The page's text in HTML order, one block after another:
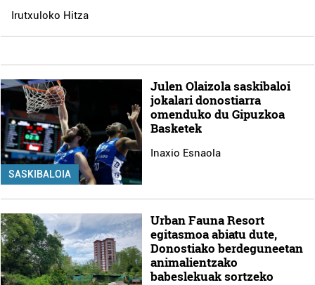
Irutxuloko Hitza
SASKIBALOIA
Julen Olaizola saskibaloi
jokalari donostiarra
omenduko du Gipuzkoa
Basketek
Inaxio Esnaola
Urban Fauna Resort
egitasmoa abiatu dute,
Donostiako berdeguneetan
animalientzako
babeslekuak sortzeko